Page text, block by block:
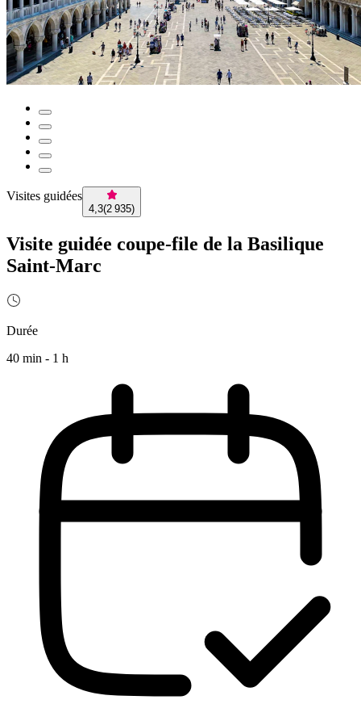
Visites guidées
4,3(2 935)
Visite guidée coupe-file de la Basilique
Saint-Marc
Durée
40 min - 1 h